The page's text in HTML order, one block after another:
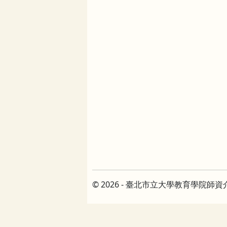
© 2026 - 臺北市立大學教育學院師資